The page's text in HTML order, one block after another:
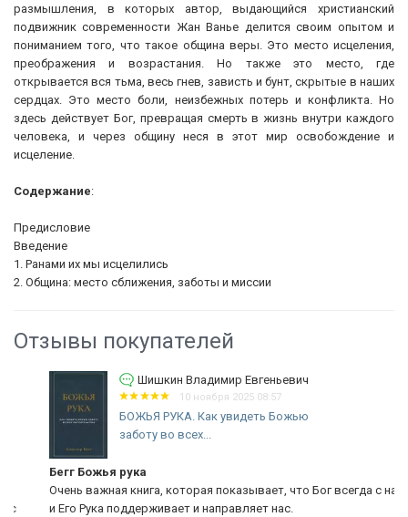
размышления, в которых автор, выдающийся христианский
подвижник современности Жан Ванье делится своим опытом и
пониманием того, что такое община веры. Это место исцеления,
преображения и возрастания. Но также это место, где
открывается вся тьма, весь гнев, зависть и бунт, скрытые в наших
сердцах. Это место боли, неизбежных потерь и конфликта. Но
здесь действует Бог, превращая смерть в жизнь внутри каждого
человека, и через общину неся в этот мир освобождение и
исцеление.
Содержание:
Предисловие
Введение
1. Ранами их мы исцелились
2. Община: место сближения, заботы и миссии
Отзывы покупателей
Шишкин Владимир Евгеньевич
10 ноября 2025 08:57
БОЖЬЯ РУКА. Как увидеть Божью
заботу во всех...
Бегг Божья рука
Очень важная книга, которая показывает, что Бог всегда с нами
и Его Рука поддерживает и направляет нас.